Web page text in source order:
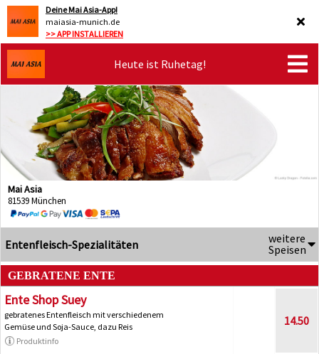
Deine Mai Asia-App!
maiasia-munich.de
>> APP INSTALLIEREN
Heute ist Ruhetag!
Mai Asia
81539 München
Entenfleisch-Spezialitäten
weitere
Speisen
GEBRATENE ENTE
Ente Shop Suey
gebratenes Entenfleisch mit verschiedenem
Gemüse und Soja-Sauce, dazu Reis
Produktinfo
14.50